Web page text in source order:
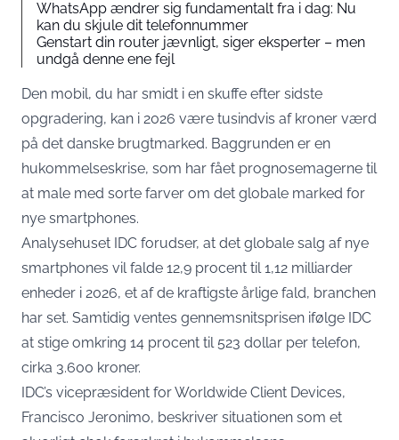
WhatsApp ændrer sig fundamentalt fra i dag: Nu
kan du skjule dit telefonnummer
Genstart din router jævnligt, siger eksperter – men
undgå denne ene fejl
Den mobil, du har smidt i en skuffe efter sidste
opgradering, kan i 2026 være tusindvis af kroner værd
på det danske brugtmarked. Baggrunden er en
hukommelseskrise, som har fået prognosemagerne til
at male med sorte farver om det globale marked for
nye smartphones.
Analysehuset IDC forudser, at det globale salg af nye
smartphones vil falde 12,9 procent til 1,12 milliarder
enheder i 2026, et af de kraftigste årlige fald, branchen
har set. Samtidig ventes gennemsnitsprisen ifølge IDC
at stige omkring 14 procent til 523 dollar per telefon,
cirka 3.600 kroner.
IDC’s vicepræsident for Worldwide Client Devices,
Francisco Jeronimo, beskriver situationen som et